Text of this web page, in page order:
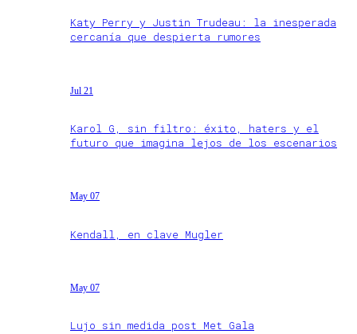
Katy Perry y Justin Trudeau: la inesperada
cercanía que despierta rumores
Jul 21
Karol G, sin filtro: éxito, haters y el
futuro que imagina lejos de los escenarios
May 07
Kendall, en clave Mugler
May 07
Lujo sin medida post Met Gala